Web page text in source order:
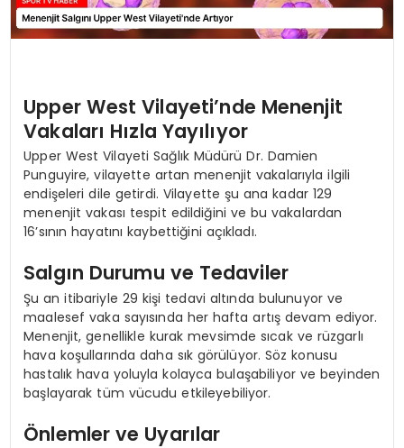
Upper West Vilayeti’nde Menenjit
Vakaları Hızla Yayılıyor
Upper West Vilayeti Sağlık Müdürü Dr. Damien
Punguyire, vilayette artan menenjit vakalarıyla ilgili
endişeleri dile getirdi. Vilayette şu ana kadar 129
menenjit vakası tespit edildiğini ve bu vakalardan
16’sının hayatını kaybettiğini açıkladı.
Salgın Durumu ve Tedaviler
Şu an itibariyle 29 kişi tedavi altında bulunuyor ve
maalesef vaka sayısında her hafta artış devam ediyor.
Menenjit, genellikle kurak mevsimde sıcak ve rüzgarlı
hava koşullarında daha sık görülüyor. Söz konusu
hastalık hava yoluyla kolayca bulaşabiliyor ve beyinden
başlayarak tüm vücudu etkileyebiliyor.
Önlemler ve Uyarılar